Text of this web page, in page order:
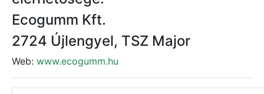
Ecogumm Kft.
2724 Újlengyel, TSZ Major
Web: www.ecogumm.hu